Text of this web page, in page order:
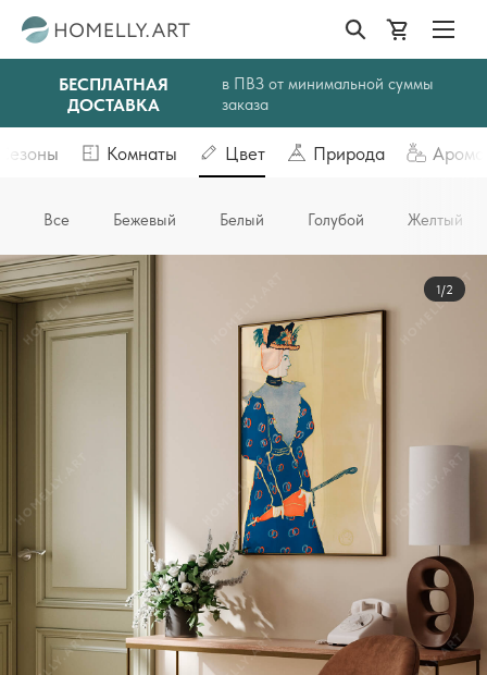
БЕСПЛАТНАЯ
ДОСТАВКА
в ПВЗ от минимальной суммы
заказа
Комнаты Цвет Природа
Все Бежевый Белый Голубой Желтый
1/2